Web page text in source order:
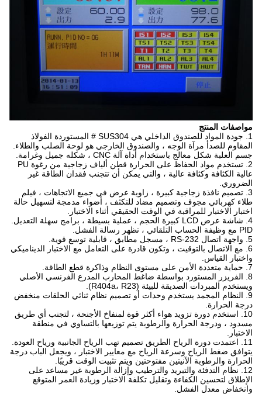
مواصفات المنتج
1. جودة المواد للصندوق الداخلي هي SUS304 # المستوردة الفولاذ
المقاوم للصدأ مرآة الوجه ، والصندوق الخارجي هو لوحة الصلب والطلاء.
جسم العلبة شكل معالج باستخدام أداة آلة CNC ، شكله جميل وغرامة.
2. تستخدم مواد الحفاظ على الحرارة قطن ألياف زجاجية من رغوة PU
عالية الكثافة وكثافة عالية ، والتي يمكن أن تتجنب فقدان الطاقة غير
الضروري.
3. تصميم نافذة زجاجية كبيرة ، زاوية عرض في جميع الاتجاهات ، فيلم
طلاء كهربائي مجوف وتصميم مضاد للتكثف ، أضواء مدمجة لتسهيل حالة
اختبار الاختبار للمراقبة في الوقت الحقيقي أثناء الاختبار.
4. شاشة عرض LCD كبيرة الحجم ، عملية بسيطة ، برامج سهلة التعديل.
PID مع وظيفة الحساب التلقائي ، تظهر رسالة الفشل.
5. واجهة اتصال RS-232 ، مسجل مطابق ، قابلية توسع قوية.
6. مع الاتصال بالتوقيت ، وتكون قادرة على التعامل مع الاختبار الديناميكي
واختبار القياس.
7. حماية متعددة الأمن على مستوى النظام وذاكرة قطع الطاقة.
8. الفريزر المستورد بواسطة ضاغط المحارب المدرع الفرنسي الأصلي
ويستخدم المبردات الصديقة للبيئة (R404a، R23).
9. النظام المجمد يستخدم وحدات أو تصميم نظام ثنائي الحلقات منخفض
درجة الحرارة.
10. استخدم دورة تزويد هواء أكثر قوة لمنفاخ الأجنحة ، لتجنب أي طريق
مسدود ، ودرجة الحرارة والرطوبة يتم توزيعها بالتساوي في منطقة
الاختبار.
11. اعتمدت دورة الرياح الطريق تصميم تهب الرياح الجانبية ورياح العودة.
يتوافق ضغط الرياح وسرعة الرياح مع معايير الاختبار ، ويجعل الباب درجة
الحرارة والرطوبة الآنيتين مفتوحتين ويتم تثبيت الوقت قريبًا.
12. نظام التدفئة والتبريد والترطيب وإزالة الرطوبة غير مساعد على
الإطلاق لتحسين الكفاءة وتقليل تكلفة الاختبار وزيادة العمر المتوقع
وانخفاض معدل الفشل.